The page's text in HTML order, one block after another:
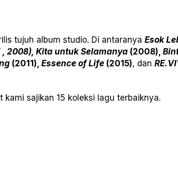
tujuh album studio. Di antaranya Esok
2008), Kita untuk Selamanya (2008),
(2011), Essence of Life (2015), dan
kami sajikan 15 koleksi lagu terbaiknya.